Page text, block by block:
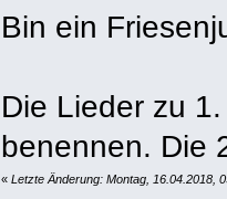
Bin ein
Die Lieder zu
benennen. Die
«Letzte Änderung: Montag, 16.04.2018,